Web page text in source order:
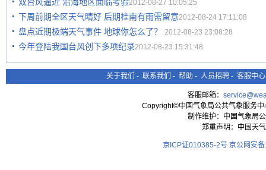
2012-08-27 10:05:25
下周前期全区天气晴好 后期桂南有雨需留意2012-08-24 17:11:08
盘点近期极端天气事件 地球你怎么了？ 2012-08-23 23:08:28
今年登陆我国台风创下多项纪录2012-08-23 15:31:48
关于我们 - 联系我们 - 帮助 - 人员招聘 - 客服中心
客服邮箱：
Copyright©中国气象局公共气象服务
制作维护：中国气象局
郑重声明：中国天
京ICP证010385-2号 京公网安